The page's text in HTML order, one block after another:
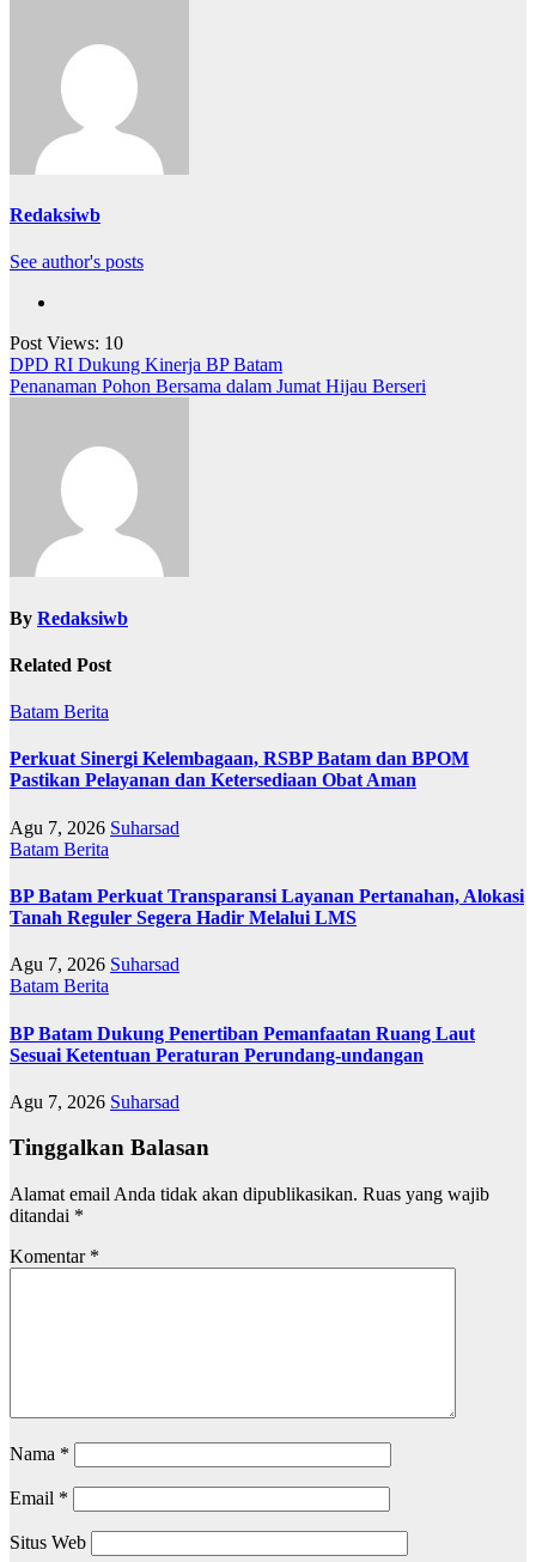
Redaksiwb
See author's posts
Post Views: 10
Navigasi
pos
DPD RI Dukung Kinerja BP Batam
Penanaman Pohon Bersama dalam Jumat Hijau Berseri
By Redaksiwb
Related Post
Batam Berita
Perkuat Sinergi Kelembagaan, RSBP Batam dan BPOM
Pastikan Pelayanan dan Ketersediaan Obat Aman
Agu 7, 2026 Suharsad
Batam Berita
BP Batam Perkuat Transparansi Layanan Pertanahan, Alokasi
Tanah Reguler Segera Hadir Melalui LMS
Agu 7, 2026 Suharsad
Batam Berita
BP Batam Dukung Penertiban Pemanfaatan Ruang Laut
Sesuai Ketentuan Peraturan Perundang-undangan
Agu 7, 2026 Suharsad
Tinggalkan Balasan
Alamat email Anda tidak akan dipublikasikan. Ruas yang wajib
ditandai *
Komentar *
Nama *
Email *
Situs Web